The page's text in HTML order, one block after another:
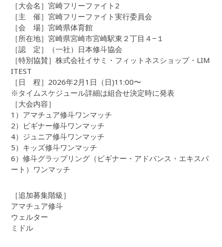
［大会名］宮崎フリーファイト2
［主 催］宮崎フリーファイト実行委員会
［会 場］宮崎県体育館
［所在地］宮崎県宮崎市宮崎駅東２丁目４−１
［認 定］（一社）日本修斗協会
［特別協賛］株式会社イサミ・フィットネスショップ・LIM
ITEST
［日 程］2026年2月1日（日)11:00〜
※タイムスケジュール詳細は組合せ決定時に発表
［大会内容］
1）アマチュア修斗ワンマッチ
2）ビギナー修斗ワンマッチ
4）ジュニア修斗ワンマッチ
5）キッズ修斗ワンマッチ
6）修斗グラップリング（ビギナー・アドバンス・エキスパ
ート）ワンマッチ
［追加募集階級］
アマチュア修斗
ウェルター
ミドル